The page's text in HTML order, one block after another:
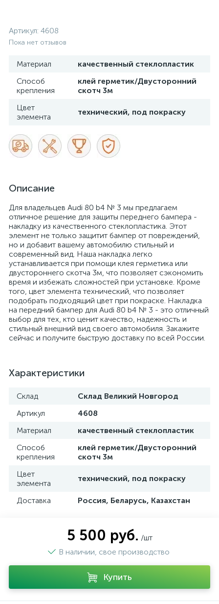
Артикул: 4608
Пока нет отзывов
Материал
качественный стеклопластик
Способ
крепления
клей герметик/Двусторонний
скотч 3м
Цвет
элемента
технический, под покраску
Описание
Для владельцев Audi 80 b4 № 3 мы предлагаем
отличное решение для защиты переднего бампера -
накладку из качественного стеклопластика. Этот
элемент не только защитит бампер от повреждений,
но и добавит вашему автомобилю стильный и
современный вид. Наша накладка легко
устанавливается при помощи клея герметика или
двустороннего скотча 3м, что позволяет сэкономить
время и избежать сложностей при установке. Кроме
того, цвет элемента технический, что позволяет
подобрать подходящий цвет при покраске. Накладка
на передний бампер для Audi 80 b4 № 3 - это отличный
выбор для тех, кто ценит качество, надежность и
стильный внешний вид своего автомобиля. Закажите
сейчас и получите быструю доставку по всей России.
Характеристики
Склад
Склад Великий Новгород
Артикул
4608
Материал
качественный стеклопластик
Способ
крепления
клей герметик/Двусторонний
скотч 3м
Цвет
элемента
технический, под покраску
Доставка Россия, Беларусь, Казахстан
5 500 руб. /шт
В наличии, свое производство
Купить